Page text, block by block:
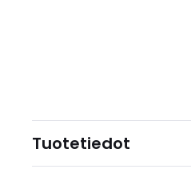
Tuotetiedot